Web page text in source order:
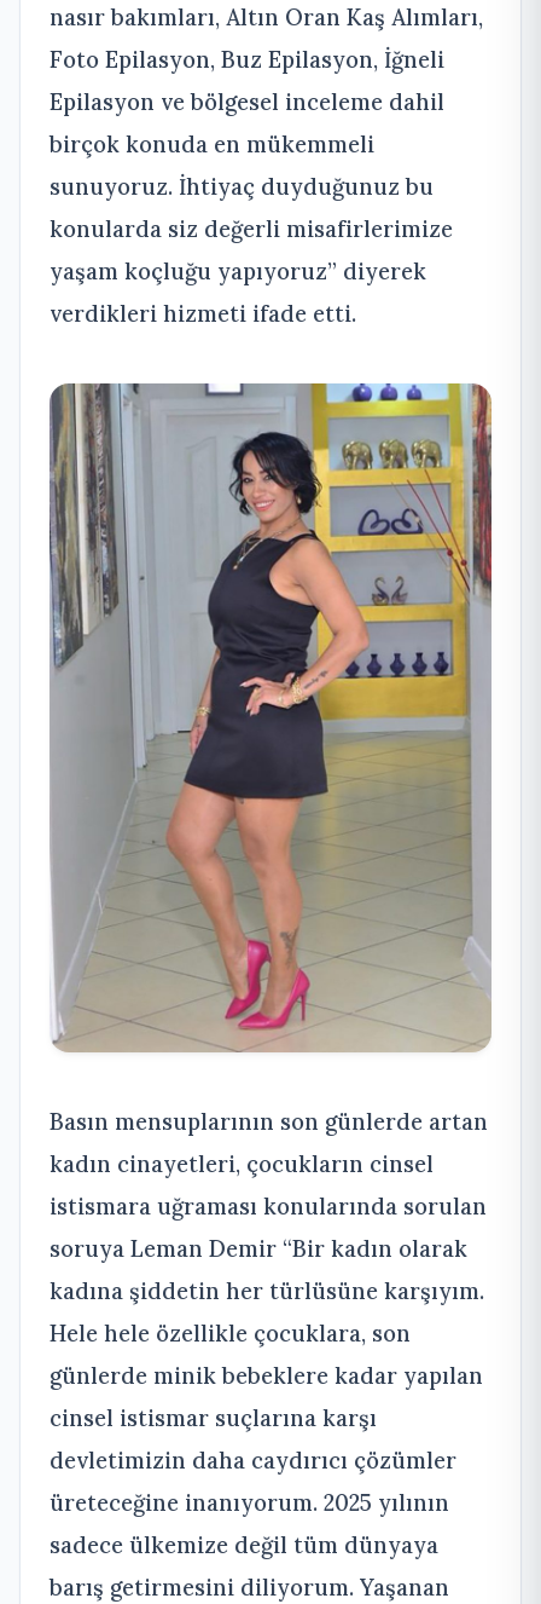
nasır bakımları, Altın Oran Kaş Alımları,
Foto Epilasyon, Buz Epilasyon, İğneli
Epilasyon ve bölgesel inceleme dahil
birçok konuda en mükemmeli
sunuyoruz. İhtiyaç duyduğunuz bu
konularda siz değerli misafirlerimize
yaşam koçluğu yapıyoruz” diyerek
verdikleri hizmeti ifade etti.
Basın mensuplarının son günlerde artan
kadın cinayetleri, çocukların cinsel
istismara uğraması konularında sorulan
soruya Leman Demir “Bir kadın olarak
kadına şiddetin her türlüsüne karşıyım.
Hele hele özellikle çocuklara, son
günlerde minik bebeklere kadar yapılan
cinsel istismar suçlarına karşı
devletimizin daha caydırıcı çözümler
üreteceğine inanıyorum. 2025 yılının
sadece ülkemize değil tüm dünyaya
barış getirmesini diliyorum. Yaşanan